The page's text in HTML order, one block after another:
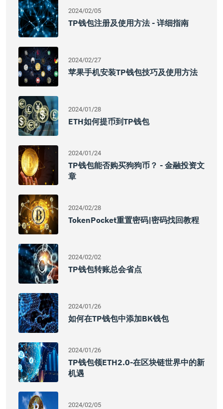
2024/02/05
TP钱包注册及使用方法 - 详细指南
2024/02/27
苹果手机安装TP钱包技巧及使用方法
2024/01/28
ETH如何提币到TP钱包
2024/01/24
TP钱包能否购买狗狗币？ - 金融投资文
章
2024/02/28
TokenPocket重置密码|密码找回教程
2024/02/02
TP钱包转账总会省点
2024/01/26
如何在TP钱包中添加BK钱包
2024/01/26
TP钱包领ETH2.0-在区块链世界中的新
机遇
2024/02/05